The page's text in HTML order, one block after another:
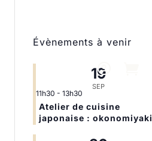
Évènements à venir
19
SEP
11h30 - 13h30
Atelier de cuisine
japonaise : okonomiyaki